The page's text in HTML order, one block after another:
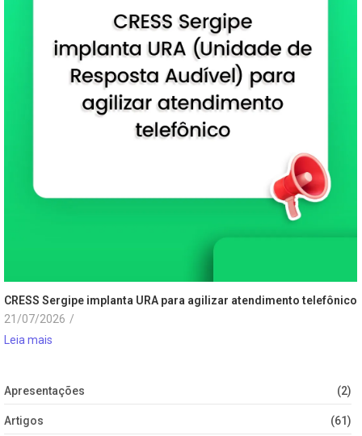
CRESS Sergipe implanta URA para agilizar atendimento telefônico
21/07/2026 /
Leia mais
Apresentações (2)
Artigos (61)